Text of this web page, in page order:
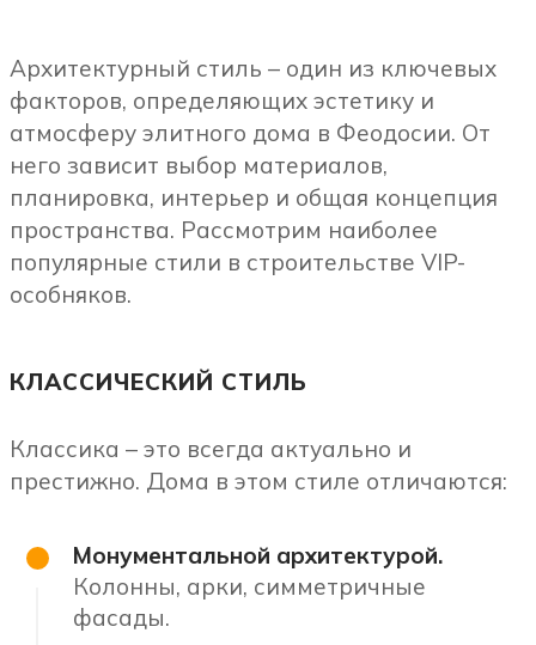
Архитектурный стиль – один из ключевых
факторов, определяющих эстетику и
атмосферу элитного дома в Феодосии. От
него зависит выбор материалов,
планировка, интерьер и общая концепция
пространства. Рассмотрим наиболее
популярные стили в строительстве VIP-
особняков.
КЛАССИЧЕСКИЙ СТИЛЬ
Классика – это всегда актуально и
престижно. Дома в этом стиле отличаются:
Монументальной архитектурой.
Колонны, арки, симметричные
фасады.